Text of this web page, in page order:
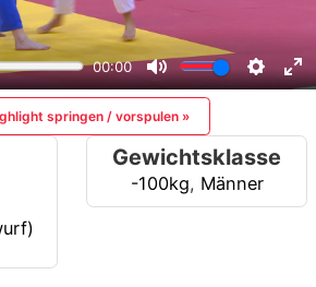
springen / vorspulen »
Gewichtsklasse
-100kg, Männer